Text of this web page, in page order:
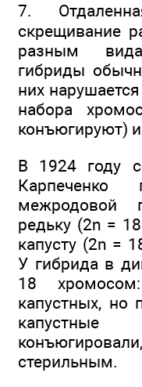
7.
скрещивание
разным
гибриды
них
набора
конъюгируют)
В 1924 году
Карпеченко
межродовой
редьку (2n =
капусту (2n =
У гибрида в
18
капустных, но
стерильным.